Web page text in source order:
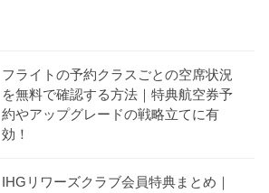
フライトの予約クラスごとの空席状況
を無料で確認する方法｜特典航空券予
約やアップグレードの戦略立てに有
効！
IHGリワーズクラブ会員特典まとめ｜